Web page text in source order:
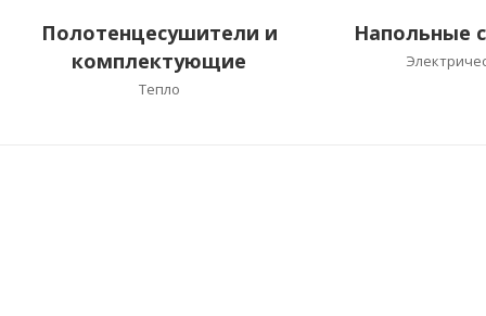
Полотенцесушители и
комплектующие
Тепло
Напольные